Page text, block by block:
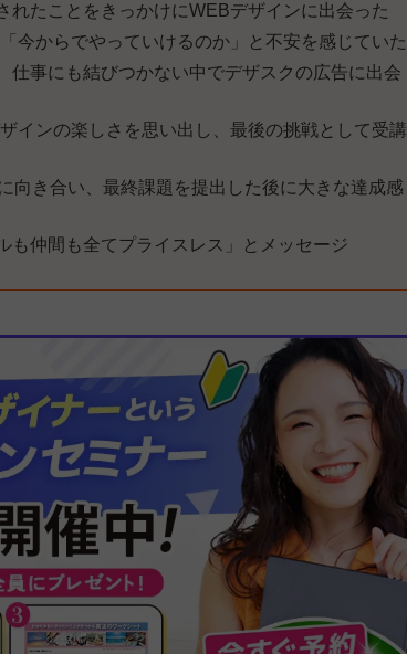
れたことをきっかけにWEBデザインに出会った
今からでやっていけるのか」と不安を感じていた
仕事にも結びつかない中でデザスクの広告に出会
インの楽しさを思い出し、最後の挑戦として受講
向き合い、最終課題を提出した後に大きな達成感
も仲間も全てプライスレス」とメッセージ